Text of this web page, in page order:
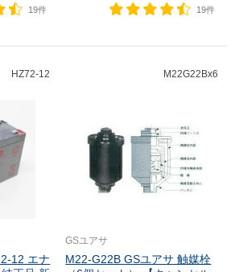
19件 19件
HZ72-12
12 エナ
M22G22Bx6
GSユアサ
M22-G22B GSユアサ 触媒栓